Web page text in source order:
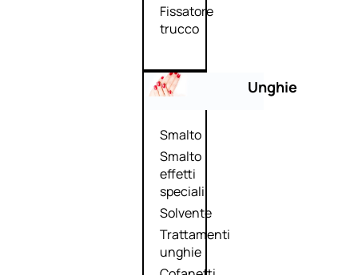
Fissatore
trucco
Unghie
Smalto
Smalto
effetti
speciali
Solvente
Trattamenti
unghie